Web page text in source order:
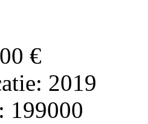
€
2019
199000